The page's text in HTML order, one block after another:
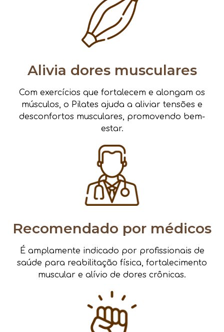
Alivia dores musculares
Com exercícios que fortalecem e alongam os
músculos, o Pilates ajuda a aliviar tensões e
desconfortos musculares, promovendo bem-
estar.
Recomendado por médicos
É amplamente indicado por profissionais de
saúde para reabilitação física, fortalecimento
muscular e alívio de dores crônicas.